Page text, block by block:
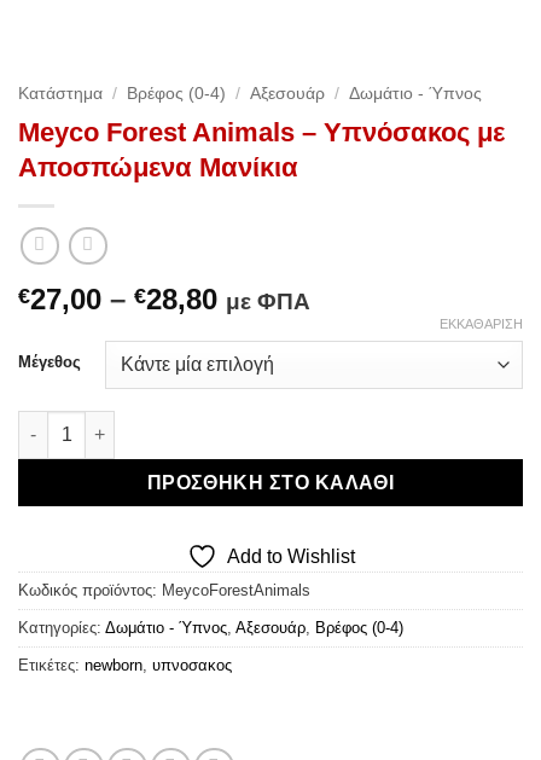
Κατάστημα / Βρέφος (0-4) / Αξεσουάρ / Δωμάτιο - Ύπνος
Meyco Forest Animals – Υπνόσακος με
Αποσπώμενα Μανίκια
€27,00 – €28,80Price
€27,00
through
με ΦΠΑ
Μέγεθος
ΕΚΚΑΘΆΡΙΣΗ
Meyco Forest Animals - Υπνόσακος με Αποσπώμενα Μανίκια
ΠΡΟΣΘΉΚΗ ΣΤΟ ΚΑΛΆΘΙ
Add to Wishlist
Κωδικός προϊόντος: MeycoForestAnimals
Κατηγορίες: Δωμάτιο - Ύπνος Αξεσουάρ Βρέφος (0-4)
Ετικέτες: newborn υπνοσακος